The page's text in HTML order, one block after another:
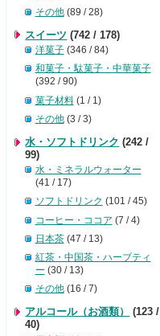
その他(89 / 28)
スイーツ (742 / 178)
洋菓子(346 / 84)
和菓子・駄菓子・中華菓子
(392 / 90)
菓子材料(1 / 1)
その他(3 / 3)
水・ソフトドリンク (242 /
99)
水・ミネラルウォーター
(41 / 17)
ソフトドリンク (101 / 45)
コーヒー・ココア (7 / 4)
日本茶(47 / 13)
紅茶・中国茶・ハーブティ
ー (30 / 13)
その他(16 / 7)
アルコール（お酒類）
(123 /
40)